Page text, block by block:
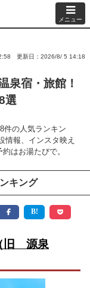
メニュー
更新日：2026/8/ 5 14:18
泉宿・旅館！
選
件の人気ランキン
情報、インスタ映え
はお湯たびで。
キング
旧 源泉